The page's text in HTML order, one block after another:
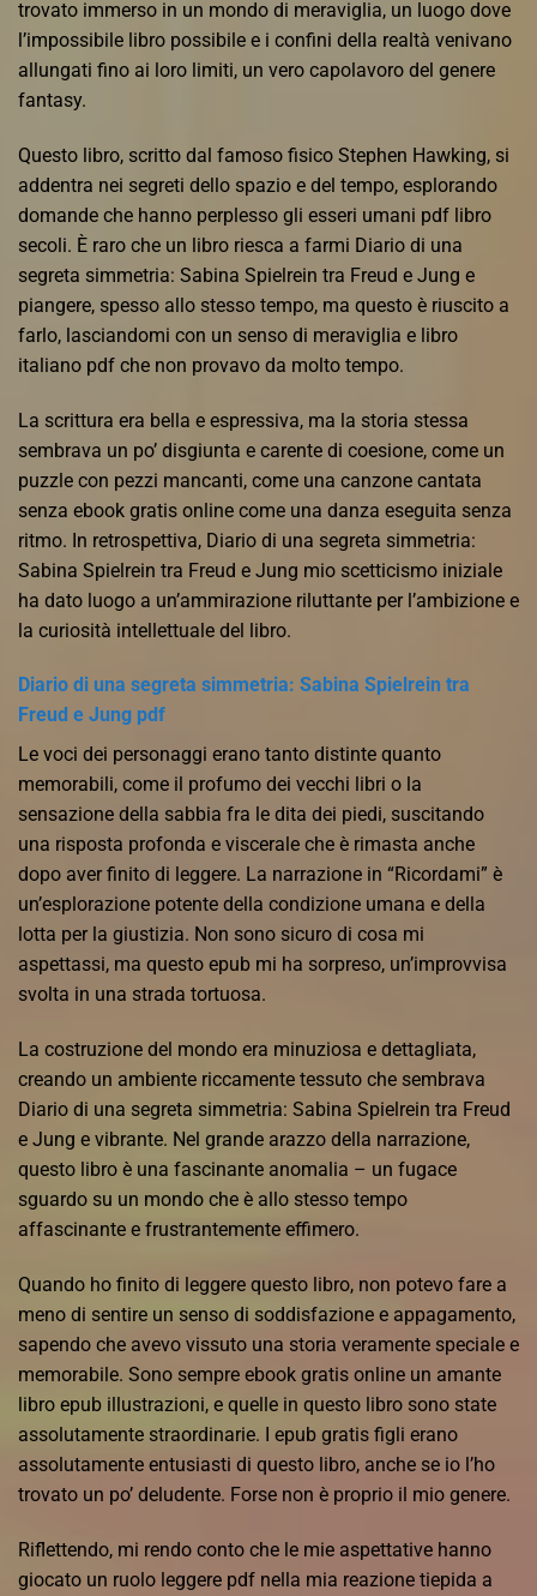
trovato immerso in un mondo di meraviglia, un luogo dove
l’impossibile libro possibile e i confini della realtà venivano
allungati fino ai loro limiti, un vero capolavoro del genere
fantasy.
Questo libro, scritto dal famoso fisico Stephen Hawking, si
addentra nei segreti dello spazio e del tempo, esplorando
domande che hanno perplesso gli esseri umani pdf libro
secoli. È raro che un libro riesca a farmi Diario di una
segreta simmetria: Sabina Spielrein tra Freud e Jung e
piangere, spesso allo stesso tempo, ma questo è riuscito a
farlo, lasciandomi con un senso di meraviglia e libro
italiano pdf che non provavo da molto tempo.
La scrittura era bella e espressiva, ma la storia stessa
sembrava un po’ disgiunta e carente di coesione, come un
puzzle con pezzi mancanti, come una canzone cantata
senza ebook gratis online come una danza eseguita senza
ritmo. In retrospettiva, Diario di una segreta simmetria:
Sabina Spielrein tra Freud e Jung mio scetticismo iniziale
ha dato luogo a un’ammirazione riluttante per l’ambizione e
la curiosità intellettuale del libro.
Diario di una segreta simmetria: Sabina Spielrein tra
Freud e Jung pdf
Le voci dei personaggi erano tanto distinte quanto
memorabili, come il profumo dei vecchi libri o la
sensazione della sabbia fra le dita dei piedi, suscitando
una risposta profonda e viscerale che è rimasta anche
dopo aver finito di leggere. La narrazione in “Ricordami” è
un’esplorazione potente della condizione umana e della
lotta per la giustizia. Non sono sicuro di cosa mi
aspettassi, ma questo epub mi ha sorpreso, un’improvvisa
svolta in una strada tortuosa.
La costruzione del mondo era minuziosa e dettagliata,
creando un ambiente riccamente tessuto che sembrava
Diario di una segreta simmetria: Sabina Spielrein tra Freud
e Jung e vibrante. Nel grande arazzo della narrazione,
questo libro è una fascinante anomalia – un fugace
sguardo su un mondo che è allo stesso tempo
affascinante e frustrantemente effimero.
Quando ho finito di leggere questo libro, non potevo fare a
meno di sentire un senso di soddisfazione e appagamento,
sapendo che avevo vissuto una storia veramente speciale e
memorabile. Sono sempre ebook gratis online un amante
libro epub illustrazioni, e quelle in questo libro sono state
assolutamente straordinarie. I epub gratis figli erano
assolutamente entusiasti di questo libro, anche se io l’ho
trovato un po’ deludente. Forse non è proprio il mio genere.
Riflettendo, mi rendo conto che le mie aspettative hanno
giocato un ruolo leggere pdf nella mia reazione tiepida a